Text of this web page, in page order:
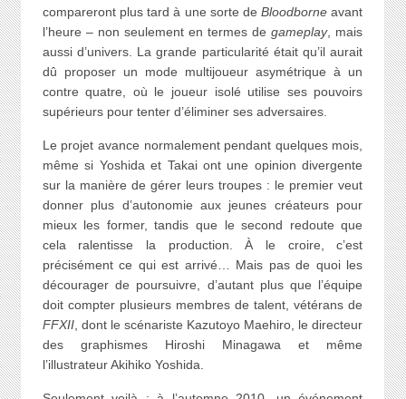
compareront plus tard à une sorte de Bloodborneavant
l’heure – non seulement en termes degameplay, mais
aussi d’univers. La grande particularité était qu’il aurait
dû proposer un mode multijoueur asymétrique à un
contre quatre, où le joueur isolé utilise ses pouvoirs
supérieurs pour tenter d’éliminer ses adversaires.
Le projet avance normalement pendant quelques mois,
même si Yoshida et Takai ont une opinion divergente
sur la manière de gérer leurs troupes : le premier veut
donner plus d’autonomie aux jeunes créateurs pour
mieux les former, tandis que le second redoute que
cela ralentisse la production. À le croire, c’est
précisément ce qui est arrivé… Mais pas de quoi les
décourager de poursuivre, d’autant plus que l’équipe
doit compter plusieurs membres de talent, vétérans de
FFXII, dont le scénariste Kazutoyo Maehiro, le directeur
des graphismes Hiroshi Minagawa et même
l’illustrateur Akihiko Yoshida.